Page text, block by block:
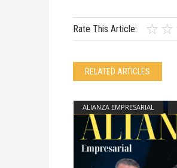
Rate This Article:
RELATED ARTICLES
ALIANZA EMPRESARIAL